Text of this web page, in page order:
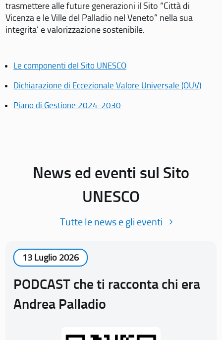
trasmettere alle future generazioni il Sito “Città di
Vicenza e le Ville del Palladio nel Veneto” nella sua
integrita’ e valorizzazione sostenibile.
Le componenti del Sito UNESCO
Dichiarazione di Eccezionale Valore Universale (OUV)
Piano di Gestione 2024-2030
News ed eventi sul Sito
UNESCO
Tutte le news e gli eventi
13 Luglio 2026
PODCAST che ti racconta chi era
Andrea Palladio